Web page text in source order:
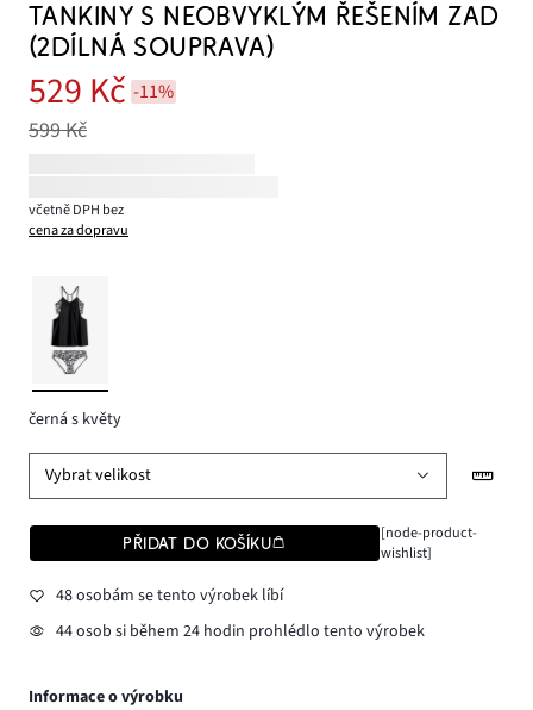
TANKINY S NEOBVYKLÝM ŘEŠENÍM ZAD
(2DÍLNÁ SOUPRAVA)
529 Kč -11%
599 Kč
včetně DPH bez
cena za dopravu
černá s květy
Vybrat velikost
PŘIDAT DO KOŠÍKU
[node-product-
wishlist]
48 osobám se tento výrobek líbí
44 osob si během 24 hodin prohlédlo tento výrobek
Informace o výrobku